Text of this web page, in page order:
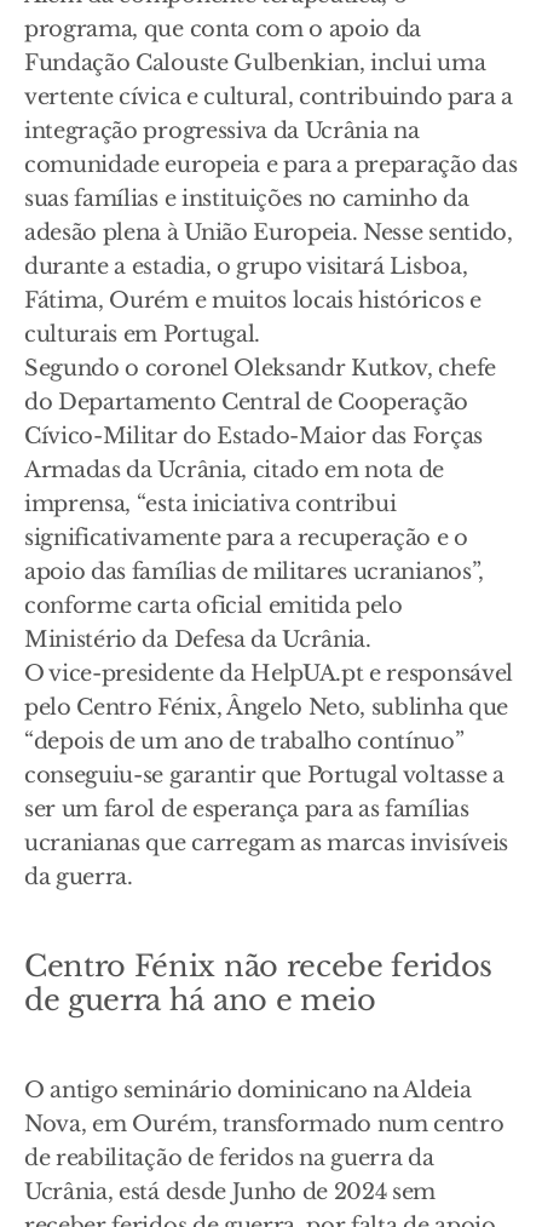
programa, que conta com o apoio da
Fundação Calouste Gulbenkian, inclui uma
vertente cívica e cultural, contribuindo para a
integração progressiva da Ucrânia na
comunidade europeia e para a preparação das
suas famílias e instituições no caminho da
adesão plena à União Europeia. Nesse sentido,
durante a estadia, o grupo visitará Lisboa,
Fátima, Ourém e muitos locais históricos e
culturais em Portugal.
Segundo o coronel Oleksandr Kutkov, chefe
do Departamento Central de Cooperação
Cívico-Militar do Estado-Maior das Forças
Armadas da Ucrânia, citado em nota de
imprensa, “esta iniciativa contribui
significativamente para a recuperação e o
apoio das famílias de militares ucranianos”,
conforme carta oficial emitida pelo
Ministério da Defesa da Ucrânia.
O vice-presidente da HelpUA.pt e responsável
pelo Centro Fénix, Ângelo Neto, sublinha que
“depois de um ano de trabalho contínuo”
conseguiu-se garantir que Portugal voltasse a
ser um farol de esperança para as famílias
ucranianas que carregam as marcas invisíveis
da guerra.
Centro Fénix não recebe feridos
de guerra há ano e meio
O antigo seminário dominicano na Aldeia
Nova, em Ourém, transformado num centro
de reabilitação de feridos na guerra da
Ucrânia, está desde Junho de 2024 sem